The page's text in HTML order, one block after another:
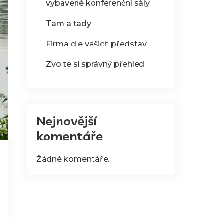
vybavené konferenční sály
Tam a tady
Firma dle vašich představ
Zvolte si správný přehled
Nejnovější
komentáře
Žádné komentáře.